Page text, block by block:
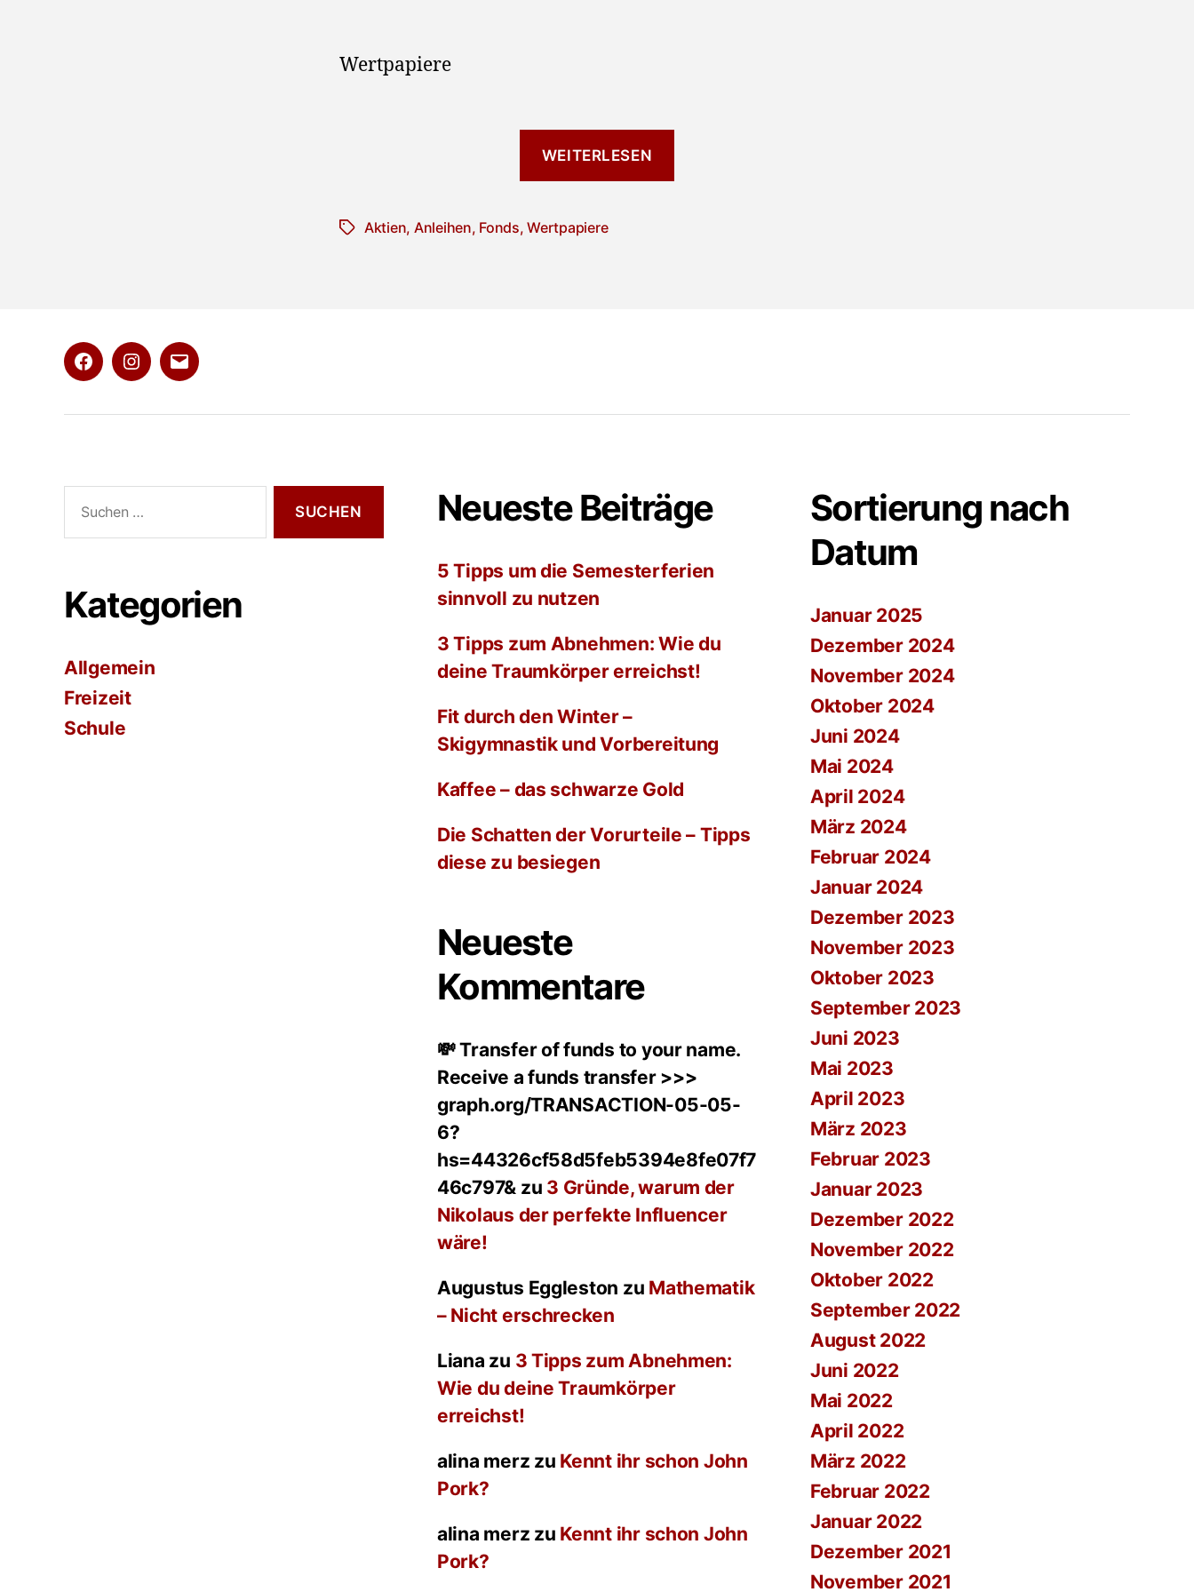
Wertpapiere
WEITERLESEN
Schlagwörter
Aktien, Anleihen, Fonds,Wertpapiere
FacebookInstagram
E-
nach:
Kategorien
Allgemein
Freizeit
Schule
Neueste Beiträge
5 Tipps um die Semesterferien
sinnvoll zu nutzen
3 Tipps zum Abnehmen: Wie du
deine Traumkörper erreichst!
Fit durch den Winter –
Skigymnastik und Vorbereitung
Kaffee – das schwarze Gold
Die Schatten der Vorurteile – Tipps
diese zu besiegen
Neueste
Kommentare
💸 Transfer of funds to your name.
Receive a funds transfer >>>
graph.org/TRANSACTION-05-05-
6?
hs=44326cf58d5feb5394e8fe07f7
46c797& zu 3 Gründe, warum der
Nikolaus der perfekte Influencer
wäre!
Augustus Eggleston zu Mathematik
– Nicht erschrecken
Liana zu 3 Tipps zum Abnehmen:
Wie du deine Traumkörper
erreichst!
alina merz zu Kennt ihr schon John
Pork?
alina merz zu Kennt ihr schon John
Pork?
Sortierung nach
Datum
Januar 2025
Dezember 2024
November 2024
Oktober 2024
Juni 2024
Mai 2024
April 2024
März 2024
Februar 2024
Januar 2024
Dezember 2023
November 2023
Oktober 2023
September 2023
Juni 2023
Mai 2023
April 2023
März 2023
Februar 2023
Januar 2023
Dezember 2022
November 2022
Oktober 2022
September 2022
August 2022
Juni 2022
Mai 2022
April 2022
März 2022
Februar 2022
Januar 2022
Dezember 2021
November 2021